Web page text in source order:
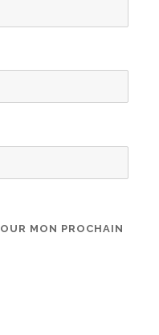
MON PROCHAIN